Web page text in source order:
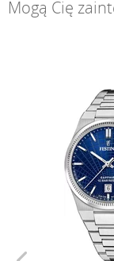
Mogą Cię